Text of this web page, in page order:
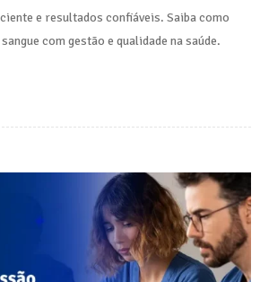
e resultados confiáveis. Saiba como
com gestão e qualidade na saúde.